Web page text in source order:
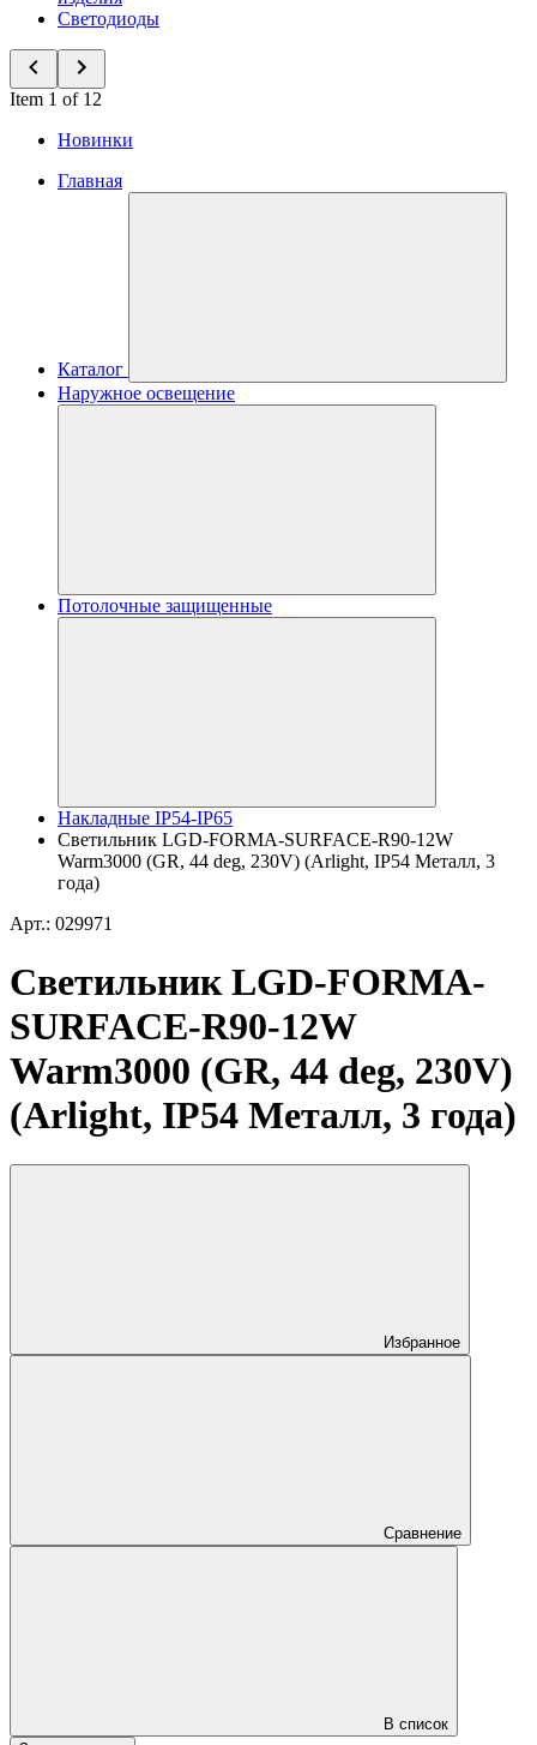
Светодиоды
Item 1 of 12
Новинки
Главная
Каталог
Наружное освещение
Потолочные защищенные
Накладные IP54-IP65
Светильник LGD-FORMA-SURFACE-R90-12W
Warm3000 (GR, 44 deg, 230V) (Arlight, IP54 Металл, 3
года)
Арт.: 029971
Светильник LGD-FORMA-
SURFACE-R90-12W
Warm3000 (GR, 44 deg, 230V)
(Arlight, IP54 Металл, 3 года)
Избранное
Сравнение
В список